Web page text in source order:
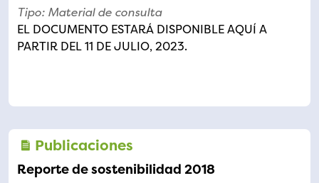
Tipo: Material de consulta
EL DOCUMENTO ESTARÁ DISPONIBLE AQUÍ A
PARTIR DEL 11 DE JULIO, 2023.
Publicaciones
Reporte de sostenibilidad 2018